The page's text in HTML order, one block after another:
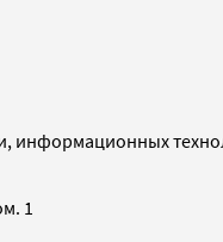
информационных
1